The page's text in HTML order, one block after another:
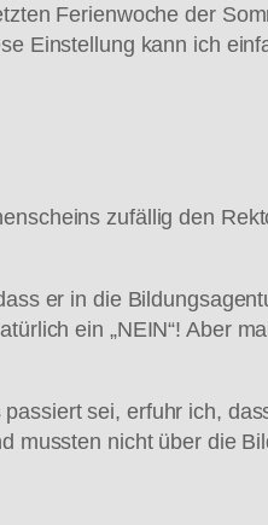
Ferienwoche der
Einstellung kann ich
zufällig den
er in die
ein „NEIN“! Aber
sei, erfuhr ich,
mussten nicht über die